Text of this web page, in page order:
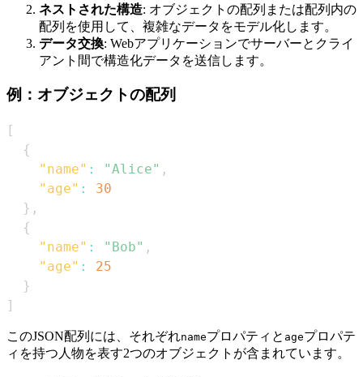
ネストされた構造: オブジェクトの配列または配列内の
配列を使用して、複雑なデータをモデル化します。
データ交換: Webアプリケーションでサーバーとクライ
アント間で構造化データを送信します。
例：オブジェクトの配列
[
{
"name" : "Alice" ,
"age" :
30
} ,
{
"name" : "Bob" ,
"age" :
25
}
]
このJSON配列には、それぞれnameプロパティと ageプロパテ
ィを持つ人物を表す2つのオブジェクトが含まれています。